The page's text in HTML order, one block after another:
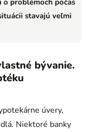
problémoch počas
stavajú veľmi
bývanie.
úvery,
Niektoré banky